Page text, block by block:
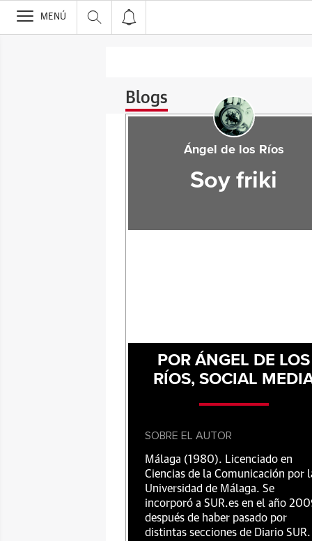
>
MENÚ
Blogs
Ángel de los Ríos
Soy friki
POR ÁNGEL DE LOS
RÍOS, SOCIAL
SOBRE EL AUTOR
Málaga (1980). Licenciado en
Ciencias de la Comunicación por
Universidad de Málaga. Se
incorporó a SUR.es en el año
después de haber pasado por
distintas secciones de Diario SUR.